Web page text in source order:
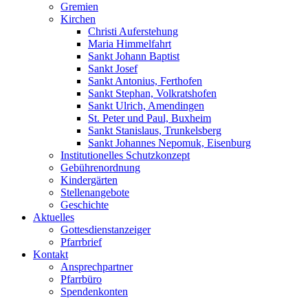
Gremien
Kirchen
Christi Auferstehung
Maria Himmelfahrt
Sankt Johann Baptist
Sankt Josef
Sankt Antonius, Ferthofen
Sankt Stephan, Volkratshofen
Sankt Ulrich, Amendingen
St. Peter und Paul, Buxheim
Sankt Stanislaus, Trunkelsberg
Sankt Johannes Nepomuk, Eisenburg
Institutionelles Schutzkonzept
Gebührenordnung
Kindergärten
Stellenangebote
Geschichte
Aktuelles
Gottesdienstanzeiger
Pfarrbrief
Kontakt
Ansprechpartner
Pfarrbüro
Spendenkonten